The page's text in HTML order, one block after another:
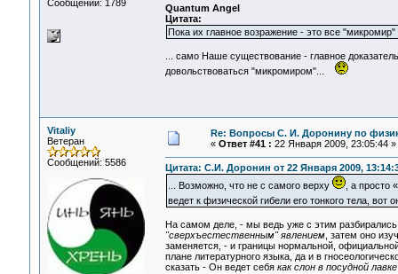
Сообщений: 1789
Quantum Angel
Цитата:
Пока их главное возражение - это все
... само Наше существование - главное
довольствоваться "микромиром"...
Vitaliy
Ветеран
Сообщений: 5586
Re: Вопросы С. И. Доронину по
« Ответ #41 : 22 Января 2009, 23:05:44 »
Цитата: С.И. Доронин от 22 Января 2009,
... Возможно, что не с самого верху
, а просто
ведет к физической гибели его тонкого тела,
На самом деле, - мы ведь уже с этим
"сверхъестественным" явлением, затем оно
заменяется, - и границы нормальной,
плане литературного языка, да и в
сказать - Он ведет себя как слон в посудной лавке